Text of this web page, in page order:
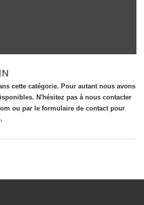
cette catégorie. Pour autant nous avons
N'hésitez pas à nous contacter
ou par le formulaire de contact pour